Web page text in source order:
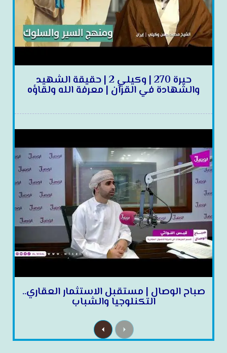
حيرة 270 | وكيلي 2 | حقيقة الشهيد
والشهادة في القرآن | معرفة الله ولقاؤه
صباح الوصال | مستقبل الاستثمار العقاري..
التكنلوجيا والشباب
P
r
e
N
e
x